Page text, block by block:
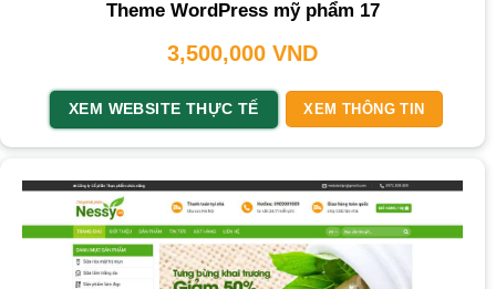
Theme WordPress mỹ phẩm 17
3,500,000 VND
XEM WEBSITE THỰC TẾ XEM THÔNG TIN